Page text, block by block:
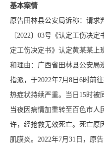
基本案情
原告田林县公安局诉称：请求
〔2022〕03号《认定工伤决
定工伤决定书》认定黄某某上
和理由：广西省田林县公安局
指派，于2022年7月8日6时前
热症状持续严重。当日15时被
当夜因病情加重转至百色市人
许，经抢救无效死亡。死亡原
肌膜炎。2022年7月31日，原